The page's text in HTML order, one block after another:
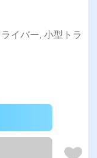
イバー, 小型トラ